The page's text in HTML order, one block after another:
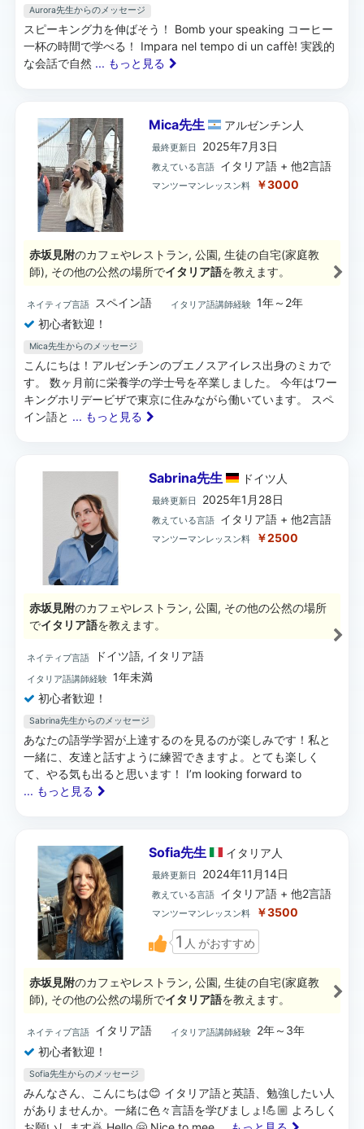
Aurora先生からのメッセージ
スピーキング力を伸ばそう！ Bomb your speaking コーヒー
一杯の時間で学べる！ Impara nel tempo di un caffè! 実践的
な会話で自然 ... もっと見る
Mica先生 アルゼンチン 人
最終更新日 2025年7月3日
教えている言語 イタリア語 + 他2言語
マンツーマンレッスン料 ￥3000
赤坂見附のカフェやレストラン, 公園, 生徒の自宅(家庭教
師), その他の公然の場所でイタリア語を教えます。
ネイティブ言語 スペイン語 イタリア語講師経験 1年～2年
初心者歓迎！
Mica先生からのメッセージ
こんにちは！アルゼンチンのブエノスアイレス出身のミカで
す。 数ヶ月前に栄養学の学士号を卒業しました。 今年はワー
キングホリデービザで東京に住みながら働いています。 スペ
イン語と ... もっと見る
Sabrina先生 ドイツ 人
最終更新日 2025年1月28日
教えている言語 イタリア語 + 他2言語
マンツーマンレッスン料 ￥2500
赤坂見附のカフェやレストラン, 公園, その他の公然の場所
でイタリア語を教えます。
ネイティブ言語 ドイツ語, イタリア語
イタリア語講師経験 1年未満
初心者歓迎！
Sabrina先生からのメッセージ
あなたの語学学習が上達するのを見るのが楽しみです！私と
一緒に、友達と話すように練習できますよ。とても楽しく
て、やる気も出ると思います！ I’m looking forward to
... もっと見る
Sofia先生 イタリア 人
最終更新日 2024年11月14日
教えている言語 イタリア語 + 他2言語
マンツーマンレッスン料 ￥3500
1 人 がおすすめ
赤坂見附のカフェやレストラン, 公園, 生徒の自宅(家庭教
師), その他の公然の場所でイタリア語を教えます。
ネイティブ言語 イタリア語 イタリア語講師経験
2年～3年
初心者歓迎！
Sofia先生からのメッセージ
みんなさん、こんにちは😊 イタリア語と英語、勉強したい人
がありませんか。一緒に色々言語を学びましょ!💪🏼 よろしく